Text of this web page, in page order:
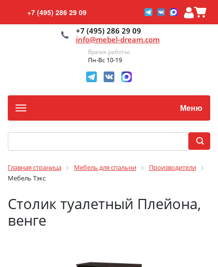
+7 (495) 286 29 09
+7 (495) 286 29 09
info@mebel-dream.com
Время работы:
Пн-Вс 10-19
Меню
Главная страница Мебель для спальни
Производители
Мебель Тэкс
Столик туалетный Плейона,
венге